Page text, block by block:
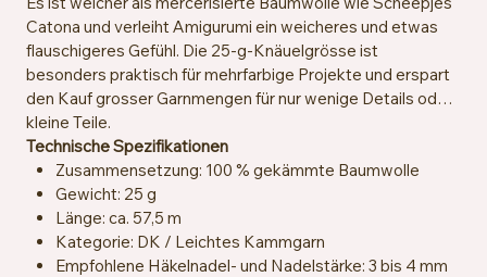
Catona und verleiht Amigurumi ein weicheres und etwas
flauschigeres Gefühl. Die 25-g-Knäuelgrösse ist
besonders praktisch für mehrfarbige Projekte und erspart
den Kauf grosser Garnmengen für nur wenige Details oder
kleine Teile.
Technische Spezifikationen
Zusammensetzung: 100 % gekämmte Baumwolle
Gewicht: 25 g
Länge: ca. 57,5 m
Kategorie: DK / Leichtes Kammgarn
Empfohlene Häkelnadel- und Nadelstärke: 3 bis 4 mm